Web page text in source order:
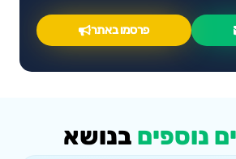
פרסמו באתר
נוספים בנושא